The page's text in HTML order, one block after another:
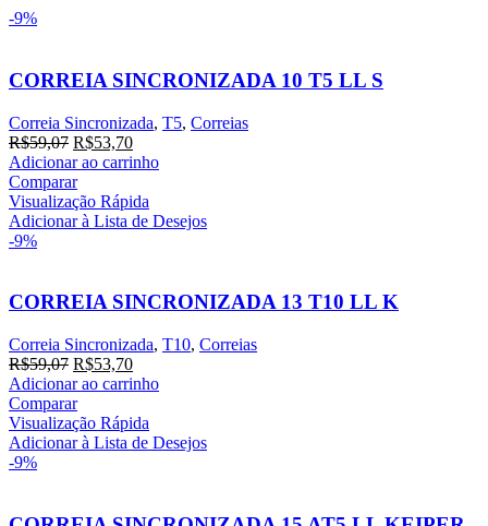
-9%
CORREIA SINCRONIZADA 10 T5 LL S
Correia Sincronizada, T5, Correias
R$59,07 R$53,70
Adicionar ao carrinho
Comparar
Visualização Rápida
Adicionar à Lista de Desejos
-9%
CORREIA SINCRONIZADA 13 T10 LL K
Correia Sincronizada, T10, Correias
R$59,07 R$53,70
Adicionar ao carrinho
Comparar
Visualização Rápida
Adicionar à Lista de Desejos
-9%